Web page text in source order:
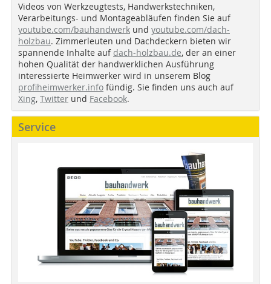
Videos von Werkzeugtests, Handwerkstechniken,
Verarbeitungs- und Montageabläufen finden Sie auf
youtube.com/bauhandwerk und youtube.com/dach-
holzbau. Zimmerleuten und Dachdeckern bieten wir
spannende Inhalte auf dach-holzbau.de, der an einer
hohen Qualität der handwerklichen Ausführung
interessierte Heimwerker wird in unserem Blog
profiheimwerker.info fündig. Sie finden uns auch auf
Xing, Twitter und Facebook.
Service